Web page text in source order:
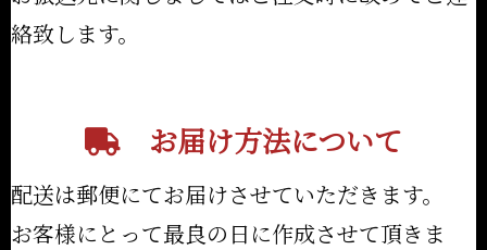
絡致します。
お届け方法について
配送は郵便にてお届けさせていただきます。
お客様にとって最良の日に作成させて頂きま